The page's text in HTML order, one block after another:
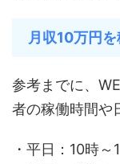
月収10万円
参考までに、
者の稼働時間や
・平日：10時